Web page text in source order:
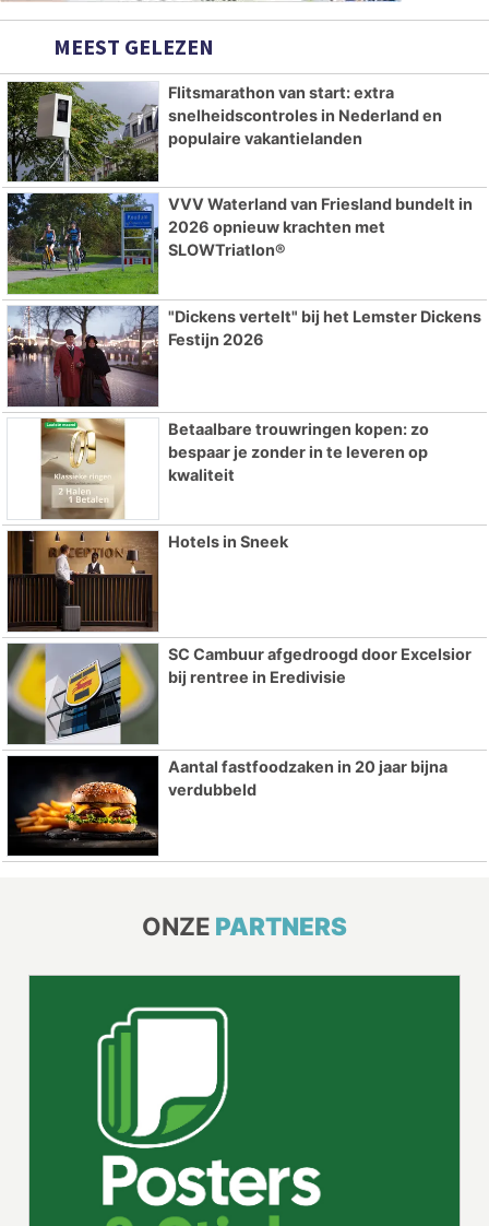
MEEST GELEZEN
Flitsmarathon van start: extra
snelheidscontroles in Nederland en
populaire vakantielanden
VVV Waterland van Friesland bundelt in
2026 opnieuw krachten met
SLOWTriatlon®
"Dickens vertelt" bij het Lemster Dickens
Festijn 2026
Betaalbare trouwringen kopen: zo
bespaar je zonder in te leveren op
kwaliteit
Hotels in Sneek
SC Cambuur afgedroogd door Excelsior
bij rentree in Eredivisie
Aantal fastfoodzaken in 20 jaar bijna
verdubbeld
ONZE PARTNERS